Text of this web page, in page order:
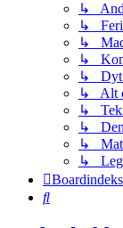
↳
↳
↳
↳
↳ Dyt
↳ Alt
↳
↳ Den
↳
↳
Boardindeks
Søg